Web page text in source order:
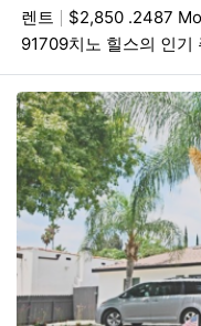
렌트
$2,850 .2487
91709치노 힐스의 인